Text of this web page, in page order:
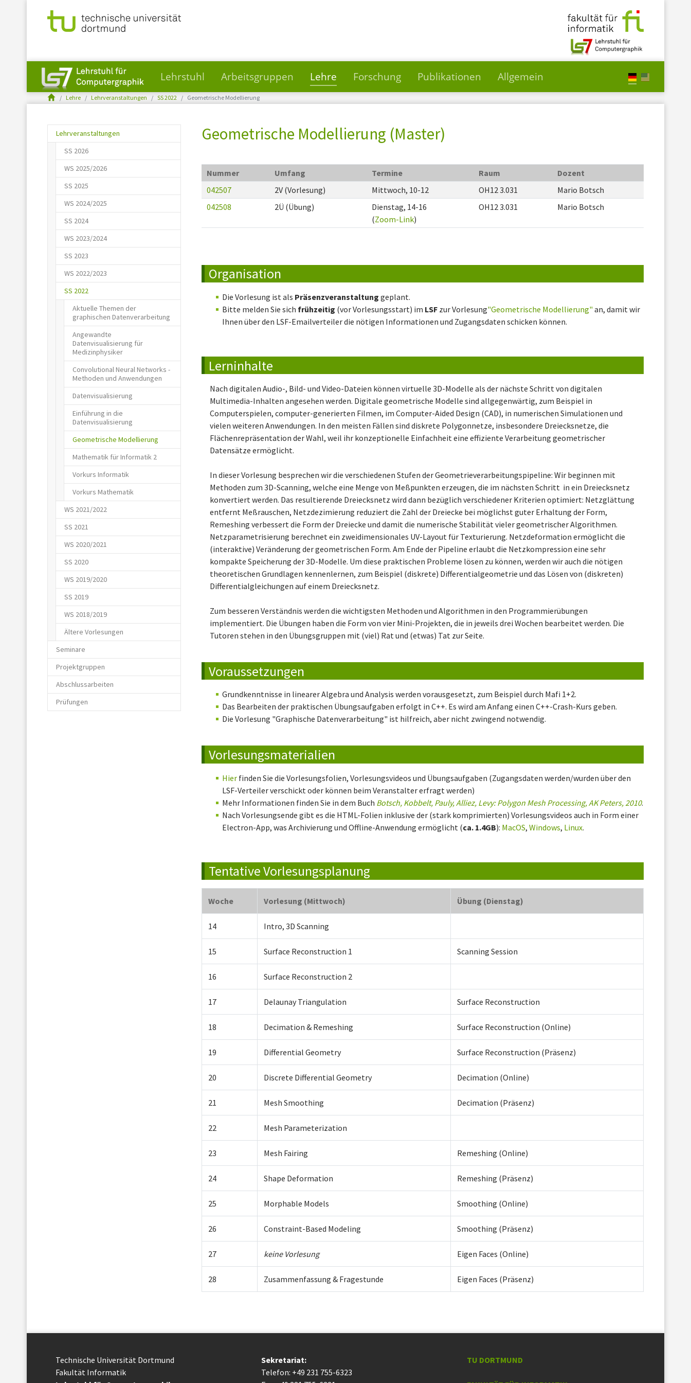
Skip to main content
Lehrstuhl Arbeitsgruppen Lehre Forschung Publikationen Allgemein
You are here:
Lehre Lehrveranstaltungen SS 2022 Geometrische Modellierung
Lehrveranstaltungen
SS 2026
WS 2025/2026
SS 2025
WS 2024/2025
SS 2024
WS 2023/2024
SS 2023
WS 2022/2023
SS 2022
Aktuelle Themen der
graphischen Datenverarbeitung
Angewandte
Datenvisualisierung für
Medizinphysiker
Convolutional Neural Networks -
Methoden und Anwendungen
Datenvisualisierung
Einführung in die
Datenvisualisierung
Geometrische Modellierung
Mathematik für Informatik 2
Vorkurs Informatik
Vorkurs Mathematik
WS 2021/2022
SS 2021
WS 2020/2021
SS 2020
WS 2019/2020
SS 2019
WS 2018/2019
Ältere Vorlesungen
Seminare
Projektgruppen
Abschlussarbeiten
Prüfungen
Geometrische Modellierung (Master)
Nummer Umfang Termine Raum
Dozent
042507
2V (Vorlesung) Mittwoch, 10-12 OH12 3.031
Mario Botsch
042508
2Ü (Übung)
Dienstag, 14-16
(Zoom-Link)
OH12 3.031 Mario Botsch
Organisation
Die Vorlesung ist als Präsenzveranstaltung geplant.
Bitte melden Sie sich frühzeitig (vor Vorlesungsstart) im LSF zur Vorlesung"Geometrische Modellierung" an, damit wir
Ihnen über den LSF-Emailverteiler die nötigen Informationen und Zugangsdaten schicken können.
Lerninhalte
Nach digitalen Audio-, Bild- und Video-Dateien können virtuelle 3D-Modelle als der nächste Schritt von digitalen
Multimedia-Inhalten angesehen werden. Digitale geometrische Modelle sind allgegenwärtig, zum Beispiel in
Computerspielen, computer-generierten Filmen, im Computer-Aided Design (CAD), in numerischen Simulationen und
vielen weiteren Anwendungen. In den meisten Fällen sind diskrete Polygonnetze, insbesondere Dreiecksnetze, die
Flächenrepräsentation der Wahl, weil ihr konzeptionelle Einfachheit eine effiziente Verarbeitung geometrischer
Datensätze ermöglicht.
In dieser Vorlesung besprechen wir die verschiedenen Stufen der Geometrieverarbeitungspipeline: Wir beginnen mit
Methoden zum 3D-Scanning, welche eine Menge von Meßpunkten erzeugen, die im nächsten Schritt in ein Dreiecksnetz
konvertiert werden. Das resultierende Dreiecksnetz wird dann bezüglich verschiedener Kriterien optimiert: Netzglättung
entfernt Meßrauschen, Netzdezimierung reduziert die Zahl der Dreiecke bei möglichst guter Erhaltung der Form,
Remeshing verbessert die Form der Dreiecke und damit die numerische Stabilität vieler geometrischer Algorithmen.
Netzparametrisierung berechnet ein zweidimensionales UV-Layout für Texturierung. Netzdeformation ermöglicht die
(interaktive) Veränderung der geometrischen Form. Am Ende der Pipeline erlaubt die Netzkompression eine sehr
kompakte Speicherung der 3D-Modelle. Um diese praktischen Probleme lösen zu können, werden wir auch die nötigen
theoretischen Grundlagen kennenlernen, zum Beispiel (diskrete) Differentialgeometrie und das Lösen von (diskreten)
Differentialgleichungen auf einem Dreiecksnetz.
Zum besseren Verständnis werden die wichtigsten Methoden und Algorithmen in den Programmierübungen
implementiert. Die Übungen haben die Form von vier Mini-Projekten, die in jeweils drei Wochen bearbeitet werden. Die
Tutoren stehen in den Übungsgruppen mit (viel) Rat und (etwas) Tat zur Seite.
Voraussetzungen
Grundkenntnisse in linearer Algebra und Analysis werden vorausgesetzt, zum Beispiel durch Mafi 1+2.
Das Bearbeiten der praktischen Übungsaufgaben erfolgt in C++. Es wird am Anfang einen C++-Crash-Kurs geben.
Die Vorlesung "Graphische Datenverarbeitung" ist hilfreich, aber nicht zwingend notwendig.
Vorlesungsmaterialien
Hier finden Sie die Vorlesungsfolien, Vorlesungsvideos und Übungsaufgaben (Zugangsdaten werden/wurden über den
LSF-Verteiler verschickt oder können beim Veranstalter erfragt werden)
Mehr Informationen finden Sie in dem Buch Botsch, Kobbelt, Pauly, Alliez, Levy: Polygon Mesh Processing, AK Peters, 2010.
Nach Vorlesungsende gibt es die HTML-Folien inklusive der (stark komprimierten) Vorlesungsvideos auch in Form einer
Electron-App, was Archivierung und Offline-Anwendung ermöglicht (ca. 1.4GB): MacOS, Windows, Linux.
Tentative Vorlesungsplanung
Woche Vorlesung (Mittwoch) Übung (Dienstag)
14 Intro, 3D Scanning
15 Surface Reconstruction 1 Scanning Session
16 Surface Reconstruction 2
17 Delaunay Triangulation Surface Reconstruction
18 Decimation & Remeshing Surface Reconstruction (Online)
19 Differential Geometry Surface Reconstruction (Präsenz)
20 Discrete Differential Geometry Decimation (Online)
21 Mesh Smoothing Decimation (Präsenz)
22 Mesh Parameterization
23 Mesh Fairing Remeshing (Online)
24 Shape Deformation Remeshing (Präsenz)
25 Morphable Models Smoothing (Online)
26 Constraint-Based Modeling Smoothing (Präsenz)
27 keine Vorlesung Eigen Faces (Online)
28 Zusammenfassung & Fragestunde Eigen Faces (Präsenz)
Technische Uni­ver­si­tät Dort­mund
Fakultät Informatik
Sekretariat:
Telefon: +49 231 755-6323
TU DORTMUND